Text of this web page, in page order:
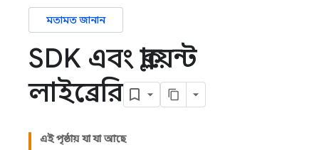
মতামত জানান
SDK এবং ক্লায়েন্ট
লাইব্রেরি
এই পৃষ্ঠায় যা যা আছে